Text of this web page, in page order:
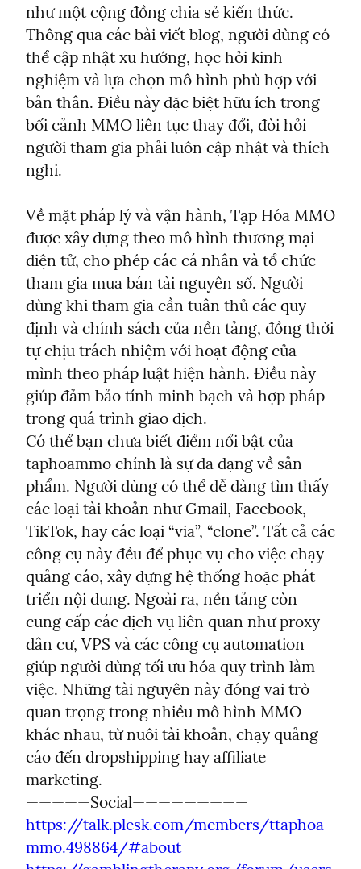
như một cộng đồng chia sẻ kiến thức.
Thông qua các bài viết blog, người dùng có
thể cập nhật xu hướng, học hỏi kinh
nghiệm và lựa chọn mô hình phù hợp với
bản thân. Điều này đặc biệt hữu ích trong
bối cảnh MMO liên tục thay đổi, đòi hỏi
người tham gia phải luôn cập nhật và thích
nghi.
Về mặt pháp lý và vận hành, Tạp Hóa MMO
được xây dựng theo mô hình thương mại
điện tử, cho phép các cá nhân và tổ chức
tham gia mua bán tài nguyên số. Người
dùng khi tham gia cần tuân thủ các quy
định và chính sách của nền tảng, đồng thời
tự chịu trách nhiệm với hoạt động của
mình theo pháp luật hiện hành. Điều này
giúp đảm bảo tính minh bạch và hợp pháp
trong quá trình giao dịch.
Có thể bạn chưa biết điểm nổi bật của
taphoammo chính là sự đa dạng về sản
phẩm. Người dùng có thể dễ dàng tìm thấy
các loại tài khoản như Gmail, Facebook,
TikTok, hay các loại “via”, “clone”. Tất cả các
công cụ này đều để phục vụ cho việc chạy
quảng cáo, xây dựng hệ thống hoặc phát
triển nội dung. Ngoài ra, nền tảng còn
cung cấp các dịch vụ liên quan như proxy
dân cư, VPS và các công cụ automation
giúp người dùng tối ưu hóa quy trình làm
việc. Những tài nguyên này đóng vai trò
quan trọng trong nhiều mô hình MMO
khác nhau, từ nuôi tài khoản, chạy quảng
cáo đến dropshipping hay affiliate
marketing.
https://talk.plesk.com/members/ttaphoa
mmo.498864/#about